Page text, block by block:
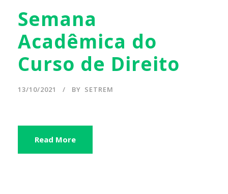
Semana
Acadêmica do
Curso de Direito
13/10/2021 BY SETREM
Read More